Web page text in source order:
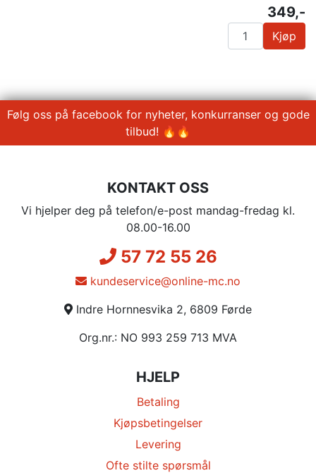
349,-
Kjøp
Følg oss på facebook for nyheter, konkurranser og gode
tilbud! 🔥🔥
KONTAKT OSS
Vi hjelper deg på telefon/e-post mandag-fredag kl.
08.00-16.00
57 72 55 26
kundeservice@online-mc.no
Indre Hornnesvika 2, 6809 Førde
Org.nr.: NO 993 259 713 MVA
HJELP
Betaling
Kjøpsbetingelser
Levering
Ofte stilte spørsmål